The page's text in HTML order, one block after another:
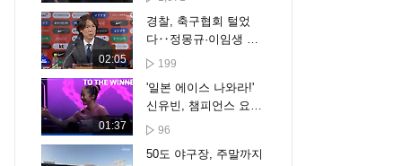
02:05
경찰, 축구협회 털었
다‥정몽규·이임생 압
색 대상
199
01:37
'일본 에이스 나와라!'
신유빈, 챔피언스 요코
하마 8강 진출 [스포타
96
50도 야구장, 주말까지